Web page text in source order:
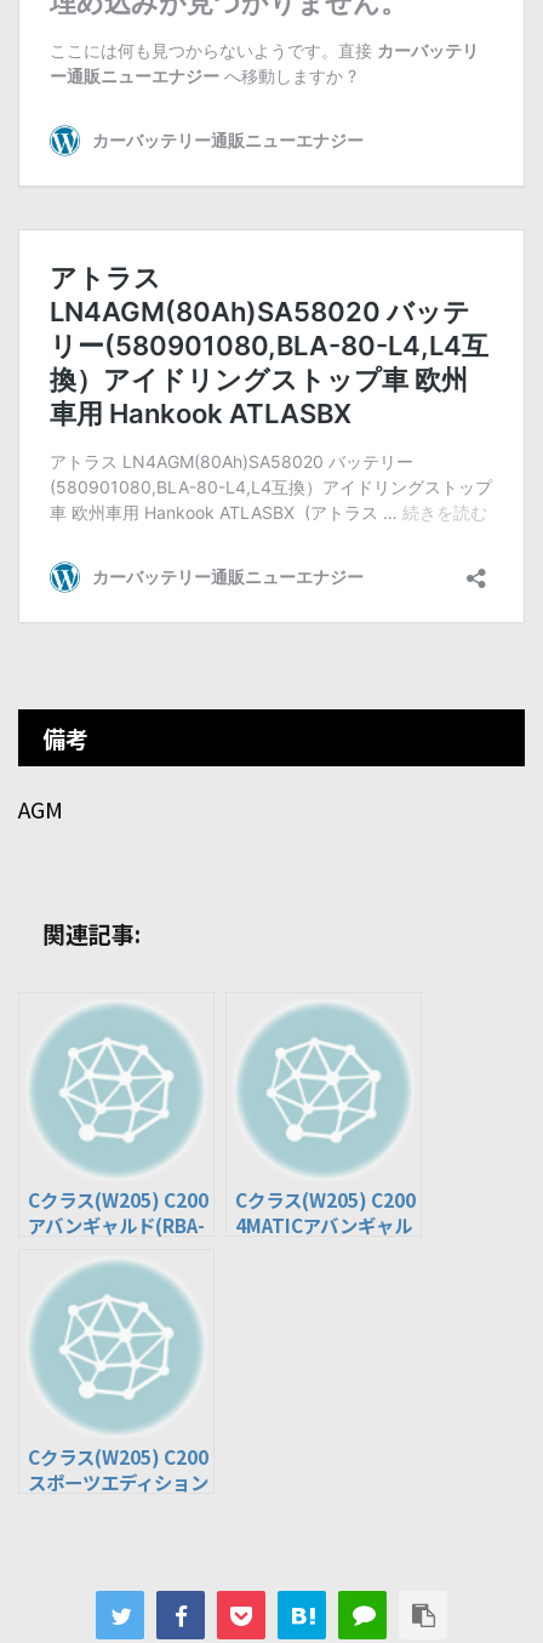
備考
AGM
関連記事:
Cクラス(W205) C200
アバンギャルド(RBA-
205077C, 5AA-
205077C)
Cクラス(W205) C200
4MATICアバンギャル
Cクラス(W205) C200
スポーツエディション